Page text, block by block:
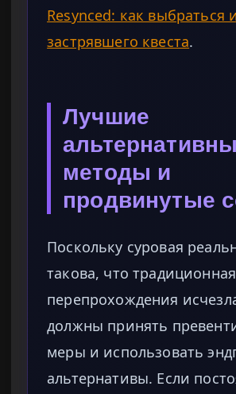
Resynced: как выбраться
застрявшего квеста.
Лучшие
методы и
продвинутые
Поскольку суровая
такова, что
перепрохождения
должны принять
меры и использовать
альтернативы. Если